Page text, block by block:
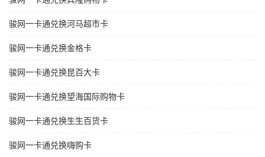
骏网一卡通兑换河马超市卡
骏网一卡通兑换金格卡
骏网一卡通兑换昆百大卡
骏网一卡通兑换望海国际购物卡
骏网一卡通兑换生生百货卡
骏网一卡通兑换嗨购卡